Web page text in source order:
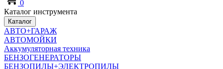
0
Каталог инструмента
Каталог
АВТО+ГАРАЖ
АВТОМОЙКИ
Аккумуляторная техника
БЕНЗОГЕНЕРАТОРЫ
БЕНЗОПИЛЫ+ЭЛЕКТРОПИЛЫ